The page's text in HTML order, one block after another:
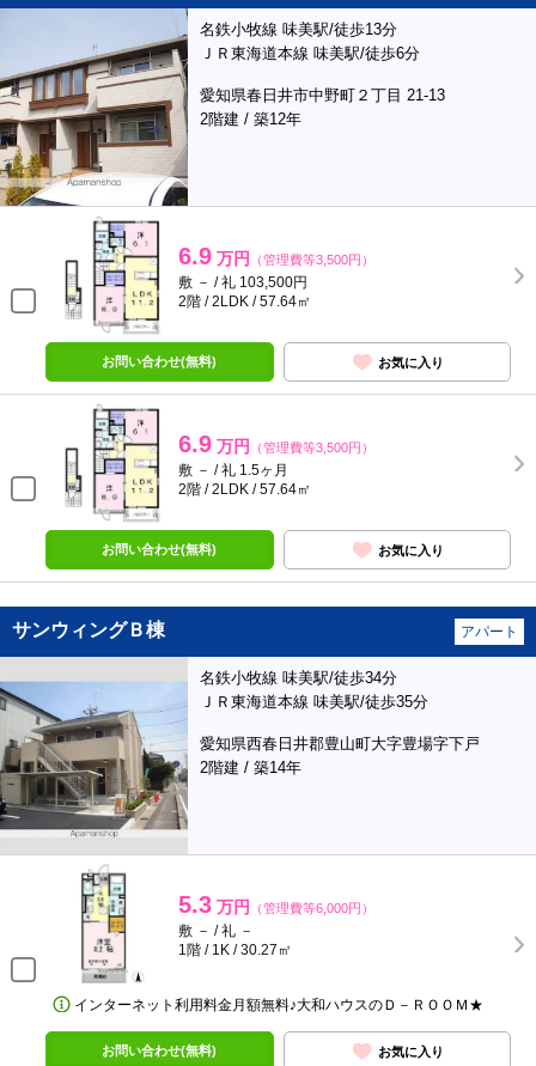
名鉄小牧線 味美駅/徒歩13分
ＪＲ東海道本線 味美駅/徒歩6分
愛知県春日井市中野町２丁目 21-13
2階建 / 築12年
6.9 万円 （管理費等3,500円）
敷 － / 礼 103,500円
2階 / 2LDK / 57.64㎡
お問い合わせ(無料) お気に入り
6.9 万円 （管理費等3,500円）
敷 － / 礼 1.5ヶ月
2階 / 2LDK / 57.64㎡
お問い合わせ(無料) お気に入り
サンウィングＢ棟 アパート
名鉄小牧線 味美駅/徒歩34分
ＪＲ東海道本線 味美駅/徒歩35分
愛知県西春日井郡豊山町大字豊場字下戸
2階建 / 築14年
5.3 万円 （管理費等6,000円）
敷 － / 礼 －
1階 / 1K / 30.27㎡
インターネット利用料金月額無料♪大和ハウスのＤ－ＲＯＯＭ★
お問い合わせ(無料) お気に入り